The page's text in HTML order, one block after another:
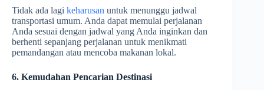
Tidak ada lagi keharusan untuk menunggu jadwal
transportasi umum. Anda dapat memulai perjalanan
Anda sesuai dengan jadwal yang Anda inginkan dan
berhenti sepanjang perjalanan untuk menikmati
pemandangan atau mencoba makanan lokal.
6. Kemudahan Pencarian Destinasi